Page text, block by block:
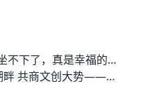
“教室实在坐不下了，真是幸福的烦恼” —— 一封来自偏远农村学校的感谢信
论道白马湖畔 共商文创大势——德必受邀与两岸学者共论文创行业大势